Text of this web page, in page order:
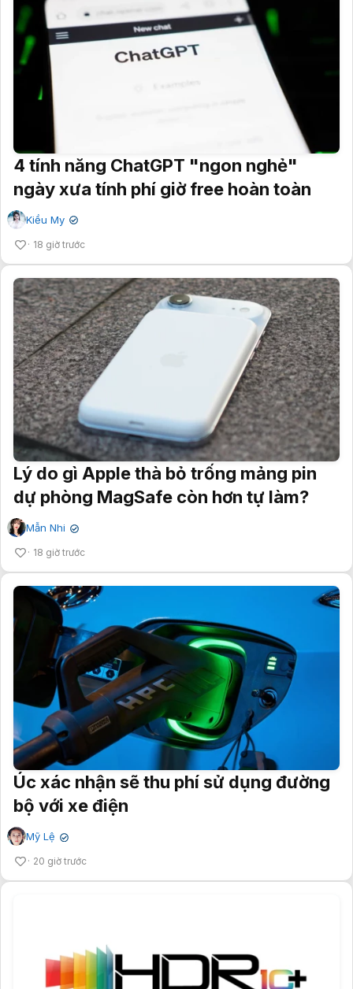
4 tính năng ChatGPT "ngon nghẻ"
ngày xưa tính phí giờ free hoàn toàn
Kiều My ✔
18 giờ trước
Lý do gì Apple thà bỏ trống mảng pin
dự phòng MagSafe còn hơn tự làm?
Mẫn Nhi ✔
18 giờ trước
Úc xác nhận sẽ thu phí sử dụng đường
bộ với xe điện
Mỹ Lệ ✔
20 giờ trước